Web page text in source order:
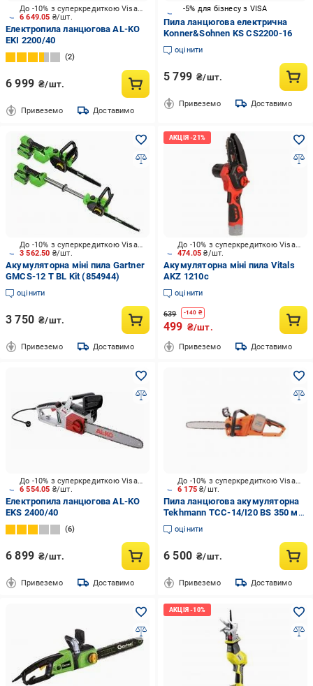
6 649.05 ₴/шт.
До -10% з суперкредиткою Visa Вигода
Електропила ланцюгова AL-KO
EKI 2200/40
2
6 999 ₴/шт.
Привеземо Доставимо
-5% для бізнесу з VISA
Пила ланцюгова електрична
Konner&Sohnen KS CS2200-16
оцінити
5 799 ₴/шт.
Привеземо Доставимо
3 562.50 ₴/шт.
До -10% з суперкредиткою Visa Вигода
Акумуляторна міні пила Gartner
GMCS-12 T BL Kit (854944)
оцінити
3 750 ₴/шт.
Привеземо Доставимо
474.05₴/шт.
До -10% з суперкредиткою Visa Вигода
Акумуляторна міні пила Vitals
AKZ 1210c
оцінити
639 -140 ₴
499 ₴/шт.
Привеземо Доставимо
6 554.05 ₴/шт.
До -10% з суперкредиткою Visa Вигода
Електропила ланцюгова AL-KO
EKS 2400/40
6
6 899 ₴/шт.
Привеземо Доставимо
6 175₴/шт.
До -10% з суперкредиткою Visa Вигода
Пила ланцюгова акумуляторна
Tekhmann TCC-14/I20 BS 350 мм
поздовжній безщітковий без
АКБ та ЗП
оцінити
6 500 ₴/шт.
Привеземо Доставимо